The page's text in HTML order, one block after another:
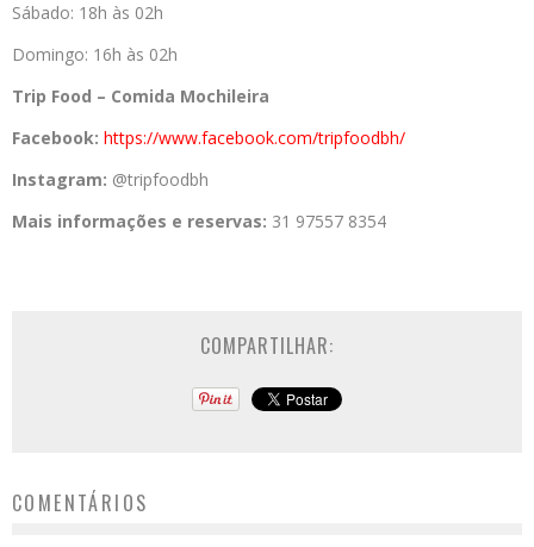
Sábado: 18h às 02h
Domingo: 16h às 02h
Trip Food – Comida Mochileira
Facebook: https://www.facebook.com/tripfoodbh/
Instagram: @tripfoodbh
Mais informações e reservas: 31 97557 8354
COMPARTILHAR:
COMENTÁRIOS